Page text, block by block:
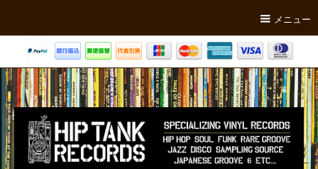
メニュー